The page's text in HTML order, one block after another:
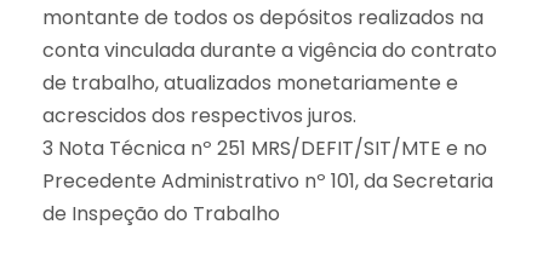
montante de todos os depósitos realizados na
conta vinculada durante a vigência do contrato
de trabalho, atualizados monetariamente e
acrescidos dos respectivos juros.
3 Nota Técnica nº 251 MRS/DEFIT/SIT/MTE e no
Precedente Administrativo nº 101, da Secretaria
de Inspeção do Trabalho